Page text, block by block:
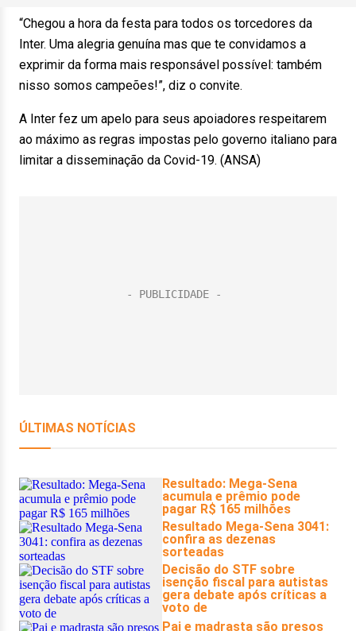
“Chegou a hora da festa para todos os torcedores da
Inter. Uma alegria genuína mas que te convidamos a
exprimir da forma mais responsável possível: também
nisso somos campeões!”, diz o convite.
A Inter fez um apelo para seus apoiadores respeitarem
ao máximo as regras impostas pelo governo italiano para
limitar a disseminação da Covid-19. (ANSA)